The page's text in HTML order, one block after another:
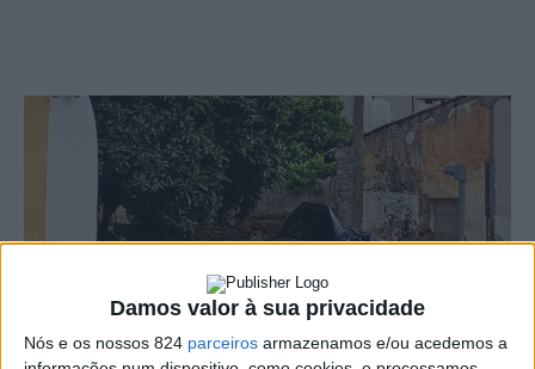
Damos valor à sua privacidade
Nós e os nossos 824 parceiros armazenamos e/ou acedemos a